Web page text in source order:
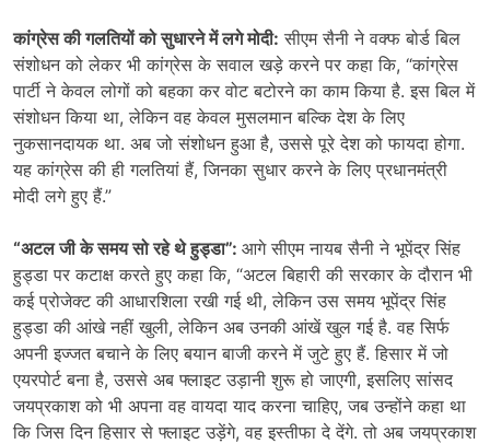
कांग्रेस की गलतियों को सुधारने में लगे मोदी: सीएम सैनी ने वक्फ बोर्ड बिल
संशोधन को लेकर भी कांग्रेस के सवाल खड़े करने पर कहा कि, “कांग्रेस
पार्टी ने केवल लोगों को बहका कर वोट बटोरने का काम किया है. इस बिल में
संशोधन किया था, लेकिन वह केवल मुसलमान बल्कि देश के लिए
नुकसानदायक था. अब जो संशोधन हुआ है, उससे पूरे देश को फायदा होगा.
यह कांग्रेस की ही गलतियां हैं, जिनका सुधार करने के लिए प्रधानमंत्री
मोदी लगे हुए हैं.”
“अटल जी के समय सो रहे थे हुड्डा”: आगे सीएम नायब सैनी ने भूपेंद्र सिंह
हुड्डा पर कटाक्ष करते हुए कहा कि, “अटल बिहारी की सरकार के दौरान भी
कई प्रोजेक्ट की आधारशिला रखी गई थी, लेकिन उस समय भूपेंद्र सिंह
हुड्डा की आंखे नहीं खुली, लेकिन अब उनकी आंखें खुल गई है. वह सिर्फ
अपनी इज्जत बचाने के लिए बयान बाजी करने में जुटे हुए हैं. हिसार में जो
एयरपोर्ट बना है, उससे अब फ्लाइट उड़ानी शुरू हो जाएगी, इसलिए सांसद
जयप्रकाश को भी अपना वह वायदा याद करना चाहिए, जब उन्होंने कहा था
कि जिस दिन हिसार से फ्लाइट उड़ेंगे, वह इस्तीफा दे देंगे. तो अब जयप्रकाश